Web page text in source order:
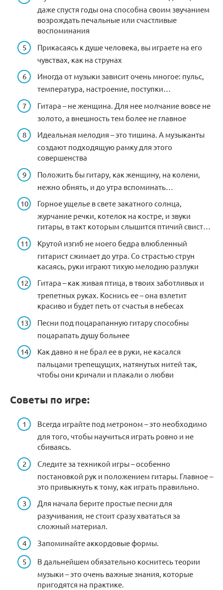
даже спустя годы она способна своим звучанием
возрождать печальные или счастливые
воспоминания
Прикасаясь к душе человека, вы играете на его
чувствах, как на струнах
Иногда от музыки зависит очень многое: пульс,
температура, настроение, поступки…
Гитара – не женщина. Для нее молчание вовсе не
золото, а внешность тем более не главное
Идеальная мелодия – это тишина. А музыканты
создают подходящую рамку для этого
совершенства
Положить бы гитару, как женщину, на колени,
нежно обнять, и до утра вспоминать…
Горное ущелье в свете закатного солнца,
журчание речки, котелок на костре, и звуки
гитары, в такт которым слышится птичий свист…
Крутой изгиб не моего бедра влюбленный
гитарист сжимает до утра. Со страстью струн
касаясь, руки играют тихую мелодию разлуки
Гитара – как живая птица, в твоих заботливых и
трепетных руках. Коснись ее – она взлетит
красиво и будет петь от счастья в небесах
Песни под поцарапанную гитару способны
поцарапать душу больнее
Как давно я не брал ее в руки, не касался
пальцами трепещущих, натянутых нитей так,
чтобы они кричали и плакали о любви
Советы по игре:
Всегда играйте под метроном – это необходимо
для того, чтобы научиться играть ровно и не
сбиваясь.
Следите за техникой игры – особенно
постановкой рук и положением гитары. Главное –
это привыкнуть к тому, как играть правильно.
Для начала берите простые песни для
разучивания, не стоит сразу хвататься за
сложный материал.
Запоминайте аккордовые формы.
В дальнейшем обязательно коснитесь теории
музыки – это очень важные знания, которые
пригодятся на практике.